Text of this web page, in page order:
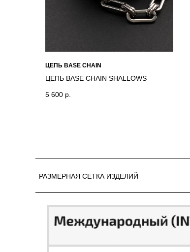
ЦЕПЬ BASE CHAIN
ЦЕПЬ BASE CHAIN SHALLOWS
5 600 р.
РАЗМЕРНАЯ СЕТКА ИЗДЕЛИЙ